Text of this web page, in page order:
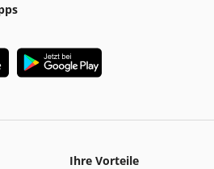
Ihre Vorteile